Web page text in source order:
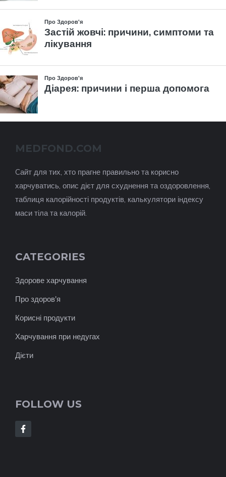
MEDFOND.COM
Cайт для тих, хто прагне правильно та корисно
харчуватись, опис дієт для схуднення та оздоровлення,
таблиця калорійності продуктів, калькулятори індексу
маси тіла та калорій.
CATEGORIES
Здорове харчування
Про здоров'я
Корисні продукти
Харчування при недугах
Дієти
FOLLOW US